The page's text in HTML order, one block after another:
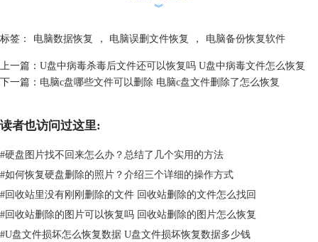
1、磁盘状态
在磁盘状态区我们可以看到电脑的当前温度和性能，以及健康状态等信
脑的数据做个备份，以防磁盘崩溃导致数据丢失。
︾
标签： 电脑数据恢复 ， 电脑误删文件恢复 ， 电脑备份恢复软件
上一篇： U盘中病毒杀毒后文件还可以恢复吗 U盘中病毒文件怎么恢复
下一篇： 电脑c盘哪些文件可以删除 电脑c盘文件删除了怎么恢复
读者也访问过这里:
#硬盘图片找不回来怎么办？总结了几个实用的方法
#如何恢复硬盘删除的照片？介绍三个详细的操作方式
#回收站里没有刚刚删除的文件 回收站删除的文件怎么找回
#回收站删除的图片可以恢复吗 回收站删除的图片怎么恢复
#U盘文件损坏怎么恢复数据 U盘文件损坏恢复数据多少钱